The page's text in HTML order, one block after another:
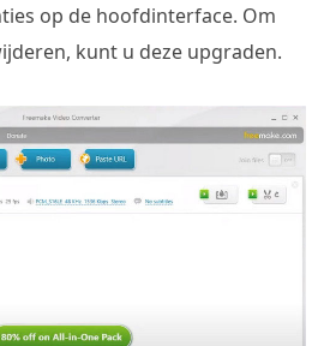
op de hoofdinterface. Om
kunt u deze upgraden.